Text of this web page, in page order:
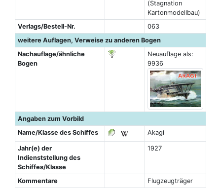
(Stagnation
Kartonmodellbau)
Verlags/Bestell-Nr.
063
weitere Auflagen, Verweise zu anderen Bogen
Nachauflage/ähnliche
Bogen
Neuauflage als:
9936
Angaben zum Vorbild
Name/Klasse des Schiffes
Akagi
Jahr(e) der
Indienststellung des
Schiffes/Klasse
1927
Kommentare
Flugzeugträger